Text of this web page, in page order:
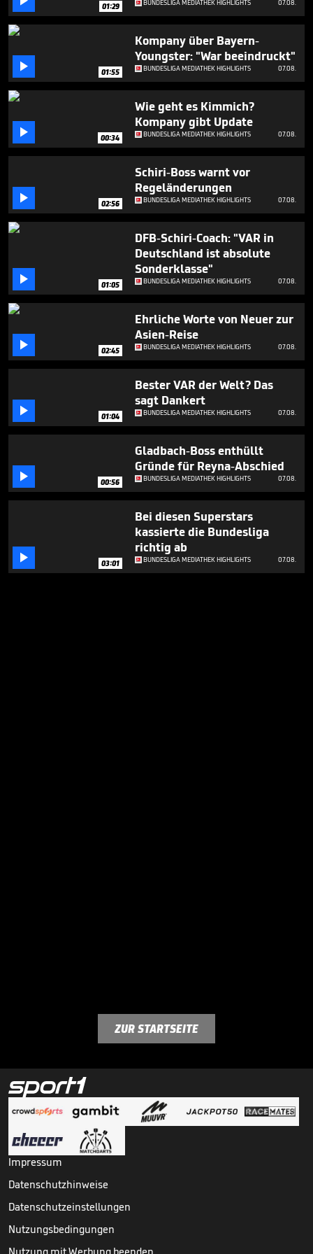
minute,
30
01:29 BUNDESLIGA MEDIATHEK HIGHLIGHTS 07.08.
 01:55
Kompany über Bayern-
Youngster: "War beeindruckt"
BUNDESLIGA MEDIATHEK HIGHLIGHTS 07.08.
 00:34
Wie geht es Kimmich?
Kompany gibt Update
BUNDESLIGA MEDIATHEK HIGHLIGHTS 07.08.
 02:56
Schiri-Boss warnt vor
Regeländerungen
BUNDESLIGA MEDIATHEK HIGHLIGHTS 07.08.
 01:05
DFB-Schiri-Coach: "VAR in
Deutschland ist absolute
Sonderklasse"
BUNDESLIGA MEDIATHEK HIGHLIGHTS 07.08.
 02:45
Ehrliche Worte von Neuer zur
Asien-Reise
BUNDESLIGA MEDIATHEK HIGHLIGHTS 07.08.
 01:04
Bester VAR der Welt? Das
sagt Dankert
BUNDESLIGA MEDIATHEK HIGHLIGHTS 07.08.
 00:56
Gladbach-Boss enthüllt
Gründe für Reyna-Abschied
BUNDESLIGA MEDIATHEK HIGHLIGHTS 07.08.
 03:01
Bei diesen Superstars
kassierte die Bundesliga
richtig ab
BUNDESLIGA MEDIATHEK HIGHLIGHTS 07.08.
ZUR STARTSEITE
Impressum
Datenschutzhinweise
Datenschutzeinstellungen
Nutzungsbedingungen